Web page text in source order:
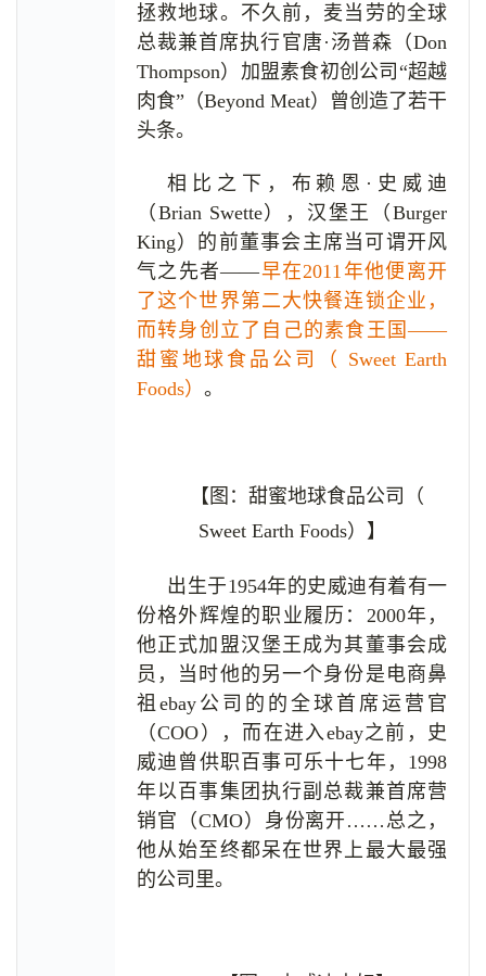
拯救地球。不久前，麦当劳的全球
总裁兼首席执行官唐·汤普森（Don
Thompson）加盟素食初创公司“超越
肉食”（Beyond Meat）曾创造了若干
头条。
相比之下，布赖恩·史威迪
（Brian Swette），汉堡王（Burger
King）的前董事会主席当可谓开风
气之先者——早在2011年他便离开
了这个世界第二大快餐连锁企业，
而转身创立了自己的素食王国——
甜蜜地球食品公司（ Sweet Earth
Foods） 。
【图：甜蜜地球食品公司（
Sweet Earth Foods）】
出生于1954年的史威迪有着有一
份格外辉煌的职业履历：2000年，
他正式加盟汉堡王成为其董事会成
员，当时他的另一个身份是电商鼻
祖ebay公司的的全球首席运营官
（COO），而在进入ebay之前，史
威迪曾供职百事可乐十七年，1998
年以百事集团执行副总裁兼首席营
销官（CMO）身份离开……总之，
他从始至终都呆在世界上最大最强
的公司里。